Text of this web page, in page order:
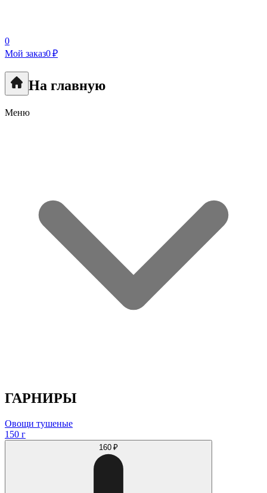
0
Мой заказ0 ₽
На главную
Меню
ГАРНИРЫ
Овощи тушеные
150 г
160 ₽